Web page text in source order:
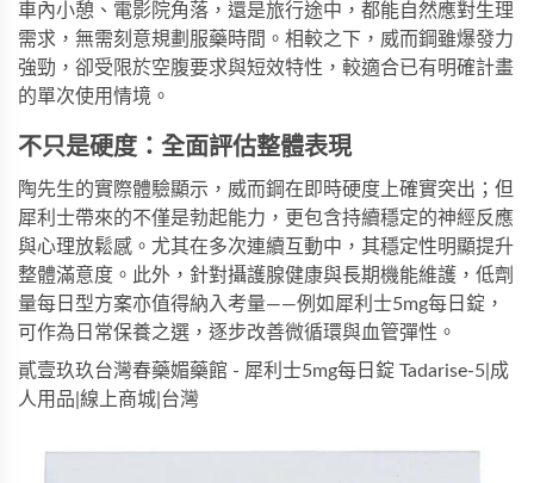
車內小憩、電影院角落，還是旅行途中，都能自然應對生理
需求，無需刻意規劃服藥時間。相較之下，威而鋼雖爆發力
強勁，卻受限於空腹要求與短效特性，較適合已有明確計畫
的單次使用情境。
不只是硬度：全面評估整體表現
陶先生的實際體驗顯示，威而鋼在即時硬度上確實突出；但
犀利士帶來的不僅是勃起能力，更包含持續穩定的神經反應
與心理放鬆感。尤其在多次連續互動中，其穩定性明顯提升
整體滿意度。此外，針對攝護腺健康與長期機能維護，低劑
量每日型方案亦值得納入考量——例如犀利士5mg每日錠 ，
可作為日常保養之選，逐步改善微循環與血管彈性。
貳壹玖玖台灣春藥媚藥館 - 犀利士5mg每日錠 Tadarise-5|成
人用品|線上商城|台灣